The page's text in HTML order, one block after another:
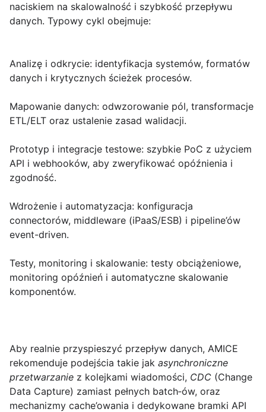
naciskiem na skalowalność i szybkość przepływu
danych. Typowy cykl obejmuje:
Analizę i odkrycie: identyfikacja systemów, formatów
danych i krytycznych ścieżek procesów.
Mapowanie danych: odwzorowanie pól, transformacje
ETL/ELT oraz ustalenie zasad walidacji.
Prototyp i integracje testowe: szybkie PoC z użyciem
API i webhooków, aby zweryfikować opóźnienia i
zgodność.
Wdrożenie i automatyzacja: konfiguracja
connectorów, middleware (iPaaS/ESB) i pipeline’ów
event-driven.
Testy, monitoring i skalowanie: testy obciążeniowe,
monitoring opóźnień i automatyczne skalowanie
komponentów.
Aby realnie przyspieszyć przepływ danych, AMICE
rekomenduje podejścia takie jak asynchroniczne
przetwarzanie z kolejkami wiadomości, CDC (Change
Data Capture) zamiast pełnych batch‑ów, oraz
mechanizmy cache’owania i dedykowane bramki API